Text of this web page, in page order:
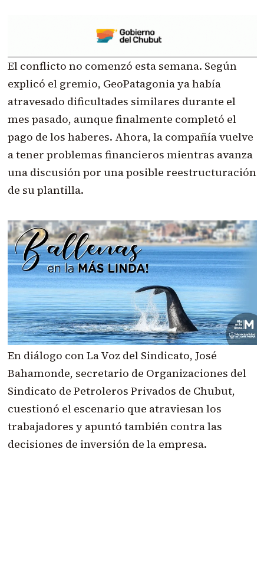
El conflicto no comenzó esta semana. Según
explicó el gremio, GeoPatagonia ya había
atravesado dificultades similares durante el
mes pasado, aunque finalmente completó el
pago de los haberes. Ahora, la compañía vuelve
a tener problemas financieros mientras avanza
una discusión por una posible reestructuración
de su plantilla.
En diálogo con La Voz del Sindicato, José
Bahamonde, secretario de Organizaciones del
Sindicato de Petroleros Privados de Chubut,
cuestionó el escenario que atraviesan los
trabajadores y apuntó también contra las
decisiones de inversión de la empresa.